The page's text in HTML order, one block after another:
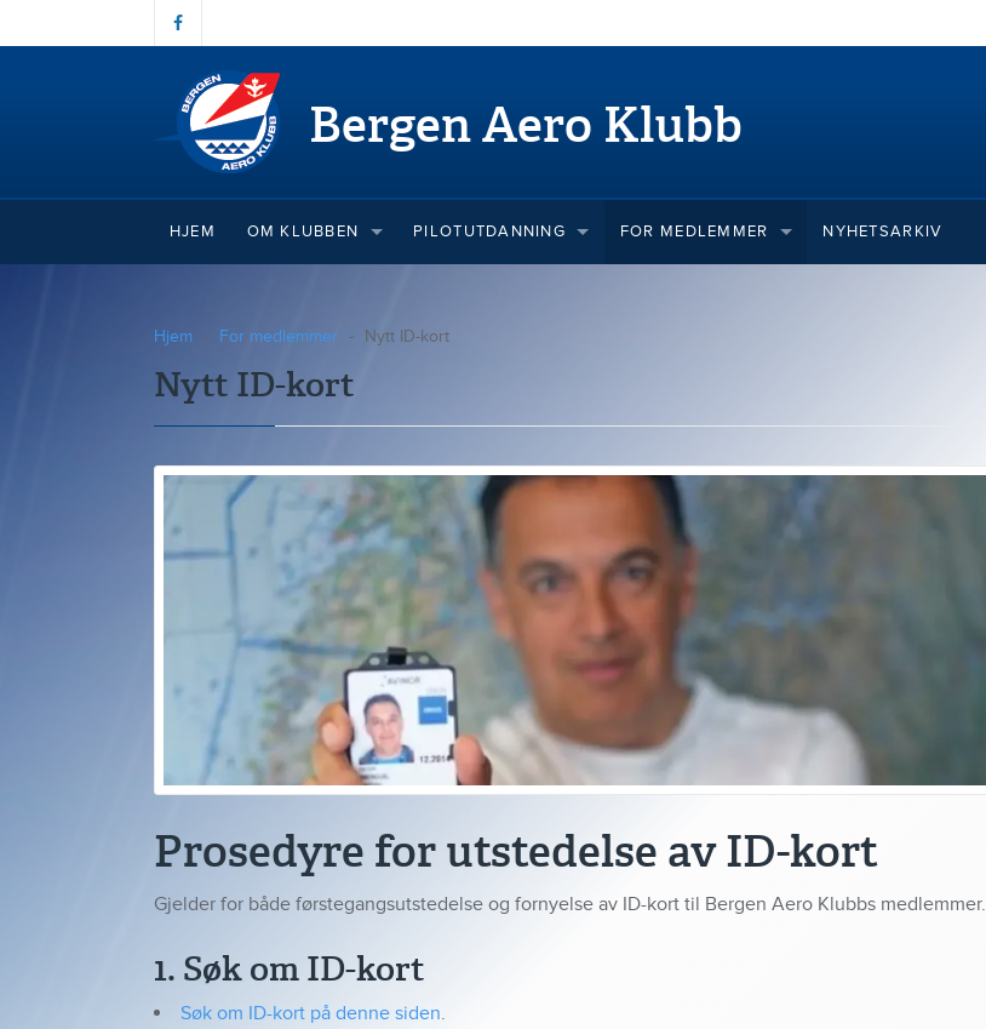
Bergen Aero Klubb
HJEM OM KLUBBEN PILOTUTDANNING FOR MEDLEMMER NYHETSARKIV
Hjem For medlemmer Nytt ID-kort
Nytt ID-kort
Prosedyre for utstedelse av ID-kort
Gjelder for både førstegangsutstedelse og fornyelse av ID-kort til Bergen Aero Klubbs medlemmer.
1. Søk om ID-kort
Søk om ID-kort på denne siden.